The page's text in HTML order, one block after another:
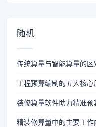
随机
传统算量与智能算量的区
工程预算编制的五大核心
装修算量软件助力精准预
精装修算量中的主要工作